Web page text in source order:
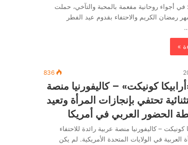
أجواء روحانية مفعمة بالمحبة والتآخي، حملت
رمضان الكريم والاحتفاء بقدوم عيد الفطر
»
836
كونيكت» – كاليفورنيا منصة
تحتفي بإنجازات المرأة وتعيد
الحضور العربي في أمريكا
كونيكت – كاليفورنيا منصة عربية رائدة للاحتفاء
العربية في الولايات المتحدة الأمريكية. لم يكن